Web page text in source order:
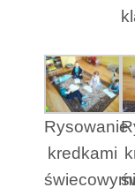
Rysowanie
kredkami
świecowymi